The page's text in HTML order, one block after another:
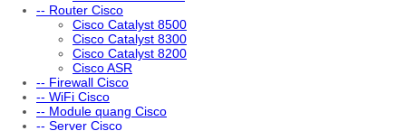
-- Router Cisco
Cisco Catalyst 8500
Cisco Catalyst 8300
Cisco Catalyst 8200
Cisco ASR
-- Firewall Cisco
-- WiFi Cisco
-- Module quang Cisco
-- Server Cisco